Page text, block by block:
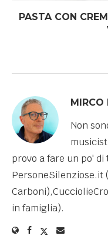
PASTA CON
MIRCO
Non
provo a fare un po'
PersoneSilenziose.it
in famiglia).